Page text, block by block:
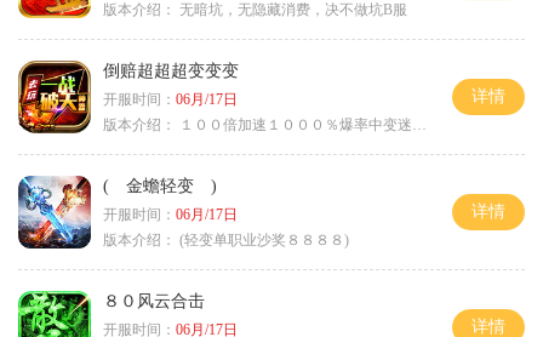
版本介绍： 无暗坑，无隐藏消费，决不做坑B服
倒赔超超超变变变
开服时间： 06月/17日
版本介绍：
１００倍加速１０００％爆率中变迷失单职
详情
( 金蟾轻变 )
开服时间： 06月/17日
版本介绍： (轻变单职业沙奖８８８８)
详情
８０风云合击
开服时间： 06月/17日
详情